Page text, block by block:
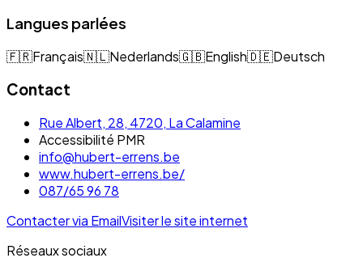
Langues parlées
🇫🇷Français🇳🇱Nederlands🇬🇧English🇩🇪Deutsch
Contact
Rue Albert, 28, 4720, La Calamine
Accessibilité PMR
info@hubert-errens.be
www.hubert-errens.be/
087/65 96 78
Contacter via EmailVisiter le site internet
Réseaux sociaux